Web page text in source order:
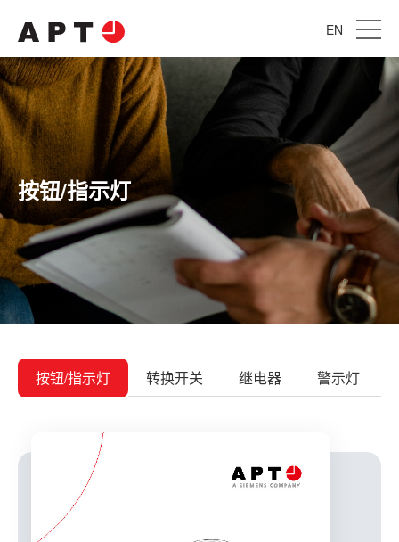
EN
按钮/指示灯
按钮/指示灯 转换开关 继电器 警示灯